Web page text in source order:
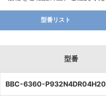
型番リスト
型番
BBC-6360-